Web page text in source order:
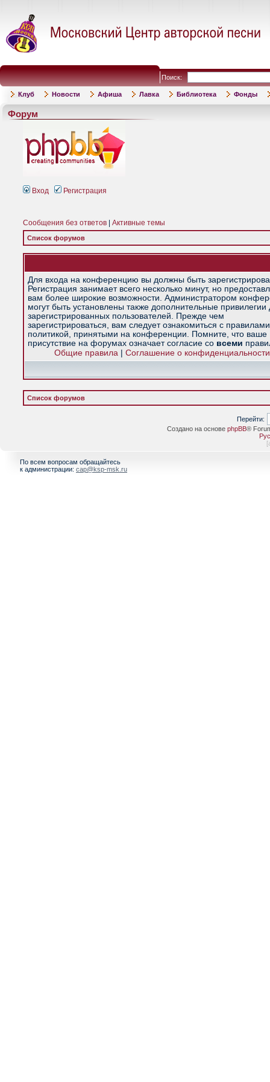
Поиск:
Клуб Новости Афиша Лавка Библиотека Фонды
Форум
Вход Регистрация
Сообщения без ответов Активные темы
Список форумов
Для входа на конференцию вы должны быть
Регистрация занимает всего несколько минут, но
вам более широкие возможности. Администратором
могут быть установлены также дополнительные привилегии
зарегистрированных пользователей. Прежде чем
зарегистрироваться, вам следует ознакомиться с
политикой, принятыми на конференции. Помните, что ваше
присутствие на форумах означает согласие со всеми
Общие правила| Соглашение о конфиденциальности
Список форумов
Перейти:
Создано на основе phpBB®
[
По всем вопросам обращайтесь
к администрации: cap@ksp-msk.ru